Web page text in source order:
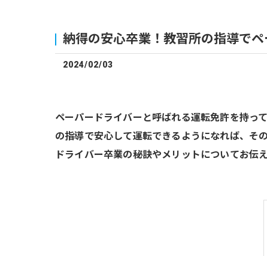
納得の安心卒業！教習所の指導で
2024/02/03
ペーパードライバーと呼ばれる運転免許を持っ
の指導で安心して運転できるようになれば、そ
ドライバー卒業の秘訣やメリットについてお伝え